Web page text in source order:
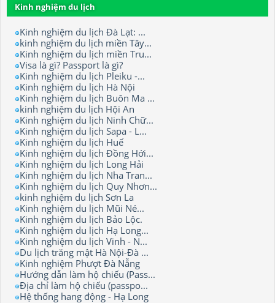
Kinh nghiệm du lịch
Kinh nghiệm du lịch Đà Lạt: ...
kinh nghiệm du lịch miền Tây...
Kinh nghiệm du lịch miền Tru...
Visa là gì? Passport là gì?
Kinh nghiệm du lịch Pleiku -...
Kinh nghiệm du lịch Hà Nội
Kinh nghiệm du lịch Buôn Ma ...
kinh nghiệm du lịch Hội An
Kinh nghiệm du lịch Ninh Chữ...
Kinh nghiệm du lịch Sapa - L...
Kinh nghiệm du lịch Huế
Kinh nghiệm du lịch Đồng Hới...
Kinh nghiệm du lịch Long Hải
Kinh nghiệm du lịch Nha Tran...
Kinh nghiệm du lịch Quy Nhơn...
kinh nghiệm du lịch Sơn La
Kinh nghiệm du lịch Mũi Né...
Kinh nghiệm du lịch Bảo Lộc.
Kinh nghiệm du lịch Hạ Long...
Kinh nghiệm du lịch Vinh - N...
Du lịch trăng mật Hà Nội-Đà ...
Kinh nghiệm Phượt Đà Nẵng
Hướng dẫn làm hộ chiếu (Pass...
Địa chỉ làm hộ chiếu (passpo...
Hệ thống hang động - Hạ Long